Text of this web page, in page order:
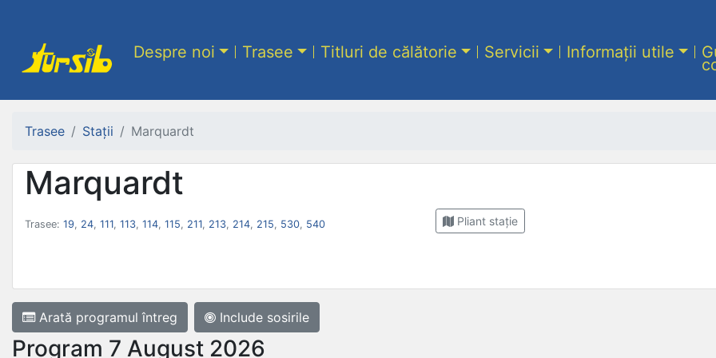
Despre noi Trasee Titluri de călătorie Servicii Informații utile
Trasee Stații Marquardt
Marquardt
Trasee: 19, 24, 111, 113, 114, 115, 211, 213, 214, 215, 530, 540 Pliant stație
Arată programul întreg Include sosirile
Program 7 August 2026